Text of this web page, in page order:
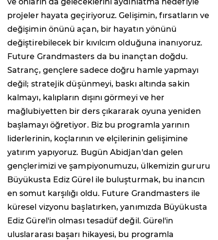
projeler hayata geçiriyoruz. Gelişimin, fırsatların ve
değişimin önünü açan, bir hayatın yönünü
değiştirebilecek bir kıvılcım olduğuna inanıyoruz.
Future Grandmasters da bu inançtan doğdu.
Satranç, gençlere sadece doğru hamle yapmayı
değil; stratejik düşünmeyi, baskı altında sakin
kalmayı, kalıpların dışını görmeyi ve her
mağlubiyetten bir ders çıkararak oyuna yeniden
başlamayı öğretiyor. Biz bu programla yarının
liderlerinin, koçlarının ve elçilerinin gelişimine
yatırım yapıyoruz. Bugün Abidjan'dan gelen
gençlerimizi ve şampiyonumuzu, ülkemizin gururu
Büyükusta Ediz Gürel ile buluşturmak, bu inancın
en somut karşılığı oldu. Future Grandmasters ile
küresel vizyonu başlatırken, yanımızda Büyükusta
Ediz Gürel'in olması tesadüf değil. Gürel'in
uluslararası başarı hikayesi, bu programla